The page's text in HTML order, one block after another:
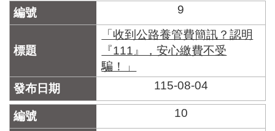
9
「收到公路養管費簡訊？認明
『111』，安心繳費不受
騙！」
115-08-04
10